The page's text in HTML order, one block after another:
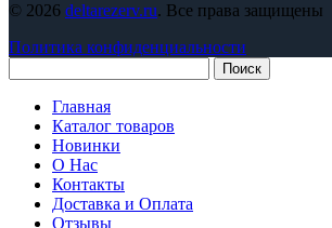
© 2026 deltarezerv.ru. Все права защищены
Политика конфиденциальности
Поиск
Главная
Каталог товаров
Новинки
О Нас
Контакты
Доставка и Оплата
Отзывы